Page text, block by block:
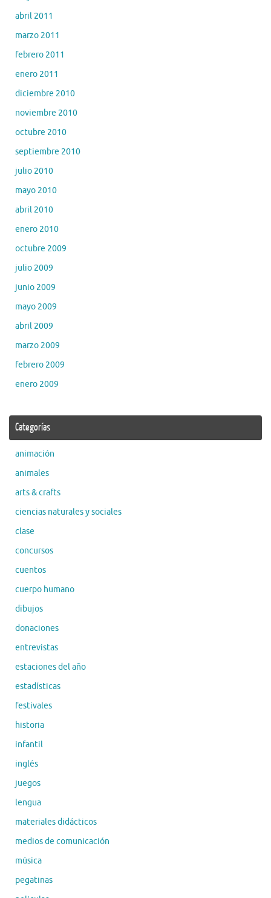
abril 2011
marzo 2011
febrero 2011
enero 2011
diciembre 2010
noviembre 2010
octubre 2010
septiembre 2010
julio 2010
mayo 2010
abril 2010
enero 2010
octubre 2009
julio 2009
junio 2009
mayo 2009
abril 2009
marzo 2009
febrero 2009
enero 2009
Categorías
animación
animales
arts & crafts
ciencias naturales y sociales
clase
concursos
cuentos
cuerpo humano
dibujos
donaciones
entrevistas
estaciones del año
estadísticas
festivales
historia
infantil
inglés
juegos
lengua
materiales didácticos
medios de comunicación
música
pegatinas